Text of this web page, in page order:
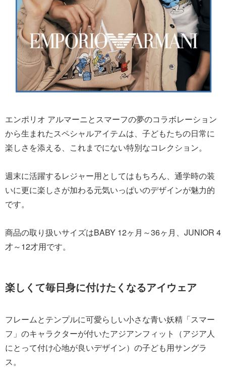
エンポリオ アルマーニとスマーフの夢のコラボレーション
から生まれたスペシャルアイテムは、子どもたちの日常に
楽しさを添える、これまでにない特別なコレクション。
週末に活躍するレジャー用としてはもちろん、通学時の装
いに更に楽しさが加わる元気いっぱいのデザインが魅力的
です。
商品の取り扱いサイズはBABY 12ヶ月～36ヶ月、JUNIOR 4
才～12才用です。
楽しくて毎日身に付けたくなるアイウェア
フレームとテンプルに可愛らしい小さな青い妖精「スマー
フ」のキャラクターが付いたアジアンフィット（アジア人
にとって付け心地が良いデザイン）の子ども用サングラ
ス。